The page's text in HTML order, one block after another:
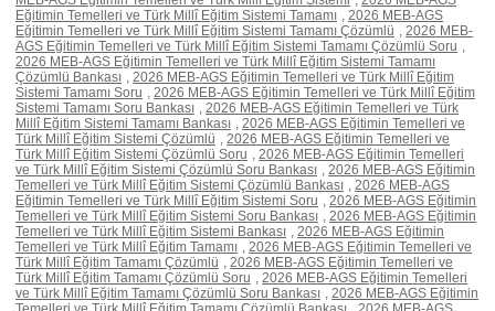
Eğitimin Temelleri ve Türk Millî Eğitim Sistemi Tamamı , 2026 MEB-AGS
Eğitimin Temelleri ve Türk Millî Eğitim Sistemi Tamamı Çözümlü , 2026 MEB-
AGS Eğitimin Temelleri ve Türk Millî Eğitim Sistemi Tamamı Çözümlü Soru ,
2026 MEB-AGS Eğitimin Temelleri ve Türk Millî Eğitim Sistemi Tamamı
Çözümlü Bankası , 2026 MEB-AGS Eğitimin Temelleri ve Türk Millî Eğitim
Sistemi Tamamı Soru , 2026 MEB-AGS Eğitimin Temelleri ve Türk Millî Eğitim
Sistemi Tamamı Soru Bankası , 2026 MEB-AGS Eğitimin Temelleri ve Türk
Millî Eğitim Sistemi Tamamı Bankası , 2026 MEB-AGS Eğitimin Temelleri ve
Türk Millî Eğitim Sistemi Çözümlü , 2026 MEB-AGS Eğitimin Temelleri ve
Türk Millî Eğitim Sistemi Çözümlü Soru , 2026 MEB-AGS Eğitimin Temelleri
ve Türk Millî Eğitim Sistemi Çözümlü Soru Bankası , 2026 MEB-AGS Eğitimin
Temelleri ve Türk Millî Eğitim Sistemi Çözümlü Bankası , 2026 MEB-AGS
Eğitimin Temelleri ve Türk Millî Eğitim Sistemi Soru , 2026 MEB-AGS Eğitimin
Temelleri ve Türk Millî Eğitim Sistemi Soru Bankası , 2026 MEB-AGS Eğitimin
Temelleri ve Türk Millî Eğitim Sistemi Bankası , 2026 MEB-AGS Eğitimin
Temelleri ve Türk Millî Eğitim Tamamı , 2026 MEB-AGS Eğitimin Temelleri ve
Türk Millî Eğitim Tamamı Çözümlü , 2026 MEB-AGS Eğitimin Temelleri ve
Türk Millî Eğitim Tamamı Çözümlü Soru , 2026 MEB-AGS Eğitimin Temelleri
ve Türk Millî Eğitim Tamamı Çözümlü Soru Bankası , 2026 MEB-AGS Eğitimin